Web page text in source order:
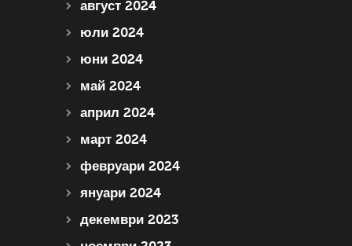
август 2024
юли 2024
юни 2024
май 2024
април 2024
март 2024
февруари 2024
януари 2024
декември 2023